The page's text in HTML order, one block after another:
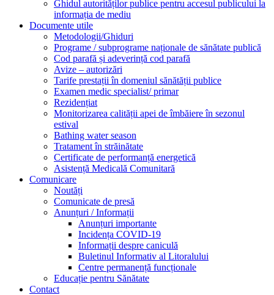
Ghidul autorităților publice pentru accesul publicului la
informația de mediu
Documente utile
Metodologii/Ghiduri
Programe / subprograme naționale de sănătate publică
Cod parafă și adeverință cod parafă
Avize – autorizări
Tarife prestații în domeniul sănătății publice
Examen medic specialist/ primar
Rezidențiat
Monitorizarea calității apei de îmbăiere în sezonul
estival
Bathing water season
Tratament în străinătate
Certificate de performanță energetică
Asistență Medicală Comunitară
Comunicare
Noutăți
Comunicate de presă
Anunțuri / Informații
Anunțuri importante
Incidența COVID-19
Informații despre caniculă
Buletinul Informativ al Litoralului
Centre permanență funcționale
Educație pentru Sănătate
Contact